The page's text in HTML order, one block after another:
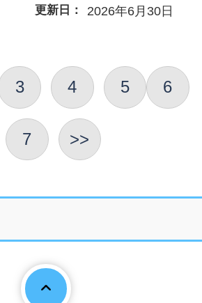
更新日： 2026年6月30日
3 4 5 6
7 >>